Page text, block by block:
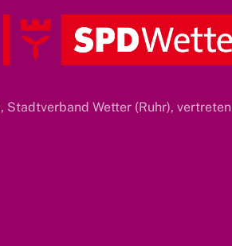
Stadtverband Wetter (Ruhr), vertreten